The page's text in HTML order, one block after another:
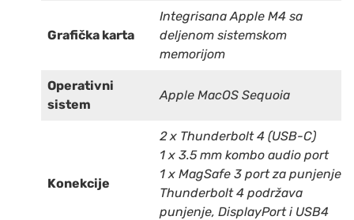
Grafička karta
Integrisana Apple M4 sa
deljenom sistemskom
memorijom
Operativni
sistem
Apple MacOS Sequoia
Konekcije
2 x Thunderbolt 4 (USB-C)
1 x 3.5 mm kombo audio port
1 x MagSafe 3 port za punjenje
Thunderbolt 4 podržava
punjenje, DisplayPort i USB4